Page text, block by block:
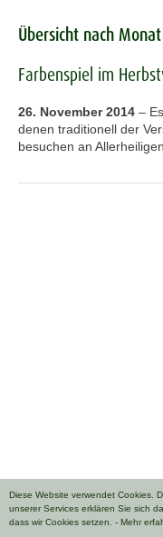
Diese Website verwendet Cookies.
unserer Services erklären Sie sich
dass wir Cookies setzen. - Mehr
Übersicht nach Monat
Farbenspiel im
26. November 2014 –
denen traditionell der
besuchen an